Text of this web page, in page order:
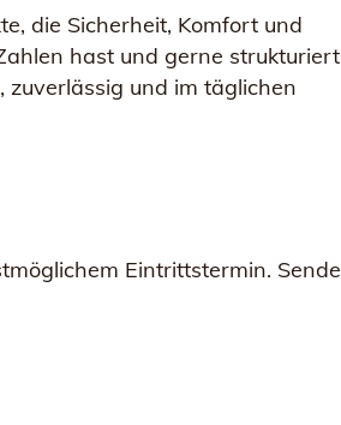
die Sicherheit, Komfort und
hast und gerne strukturiert
und im täglichen
Eintrittstermin. Sende